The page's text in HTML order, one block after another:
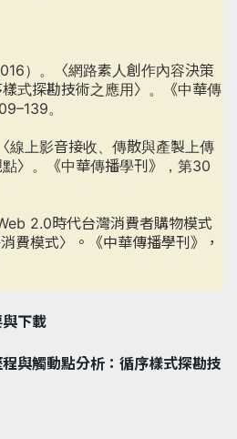
）。〈網路素人創作內容決策
式探勘技術之應用〉。《中華傳
。
上影音接收、傳散與產製上傳
〉。《中華傳播學刊》，第30
2.0時代台灣消費者購物模式
費模式〉。《中華傳播學刊》，
下載
與觸動點分析：循序樣式探勘技